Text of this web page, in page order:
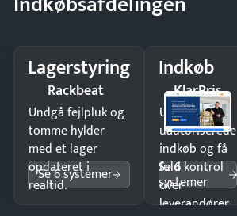
Lagerstyring
Rackbeat
Undgå fejlpluk og
tomme hylder
med et lager
opdateret i
realtid.
Se 6 systemer
Indkøb
KlarPris
Undgå
uautoriserede
indkøb og få
fuld kontrol
over
leverandører
Se 6
systemer